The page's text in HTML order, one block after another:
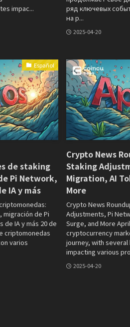
impac...
ряд ключевых
на р...
2025-04-20
Español
de staking
Pi Network,
IA y más
de Pi
IA y más 20 de
criptomonedas
varios
Crypto News
Staking
Migration, AI
More
Crypto News
Adjustments, Pi
Surge, and More
cryptocurrency
journey, with
impacting various
2025-04-20